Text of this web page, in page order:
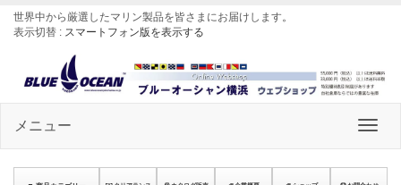
世界中から厳選したマリン製品を皆さまにお届けします。
表示切替 : スマートフォン版を表示する
メニュー